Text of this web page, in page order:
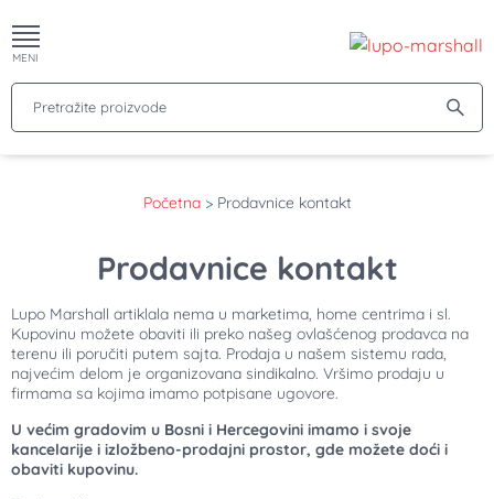
MENI
Pretražite proizvode
Početna > Prodavnice kontakt
Prodavnice kontakt
Lupo Marshall artiklala nema u marketima, home centrima i sl.
Kupovinu možete obaviti ili preko našeg ovlašćenog prodavca na
terenu ili poručiti putem sajta. Prodaja u našem sistemu rada,
najvećim delom je organizovana sindikalno. Vršimo prodaju u
firmama sa kojima imamo potpisane ugovore.
U većim gradovim u Bosni i Hercegovini imamo i svoje
kancelarije i izložbeno-prodajni prostor, gde možete doći i
obaviti kupovinu.